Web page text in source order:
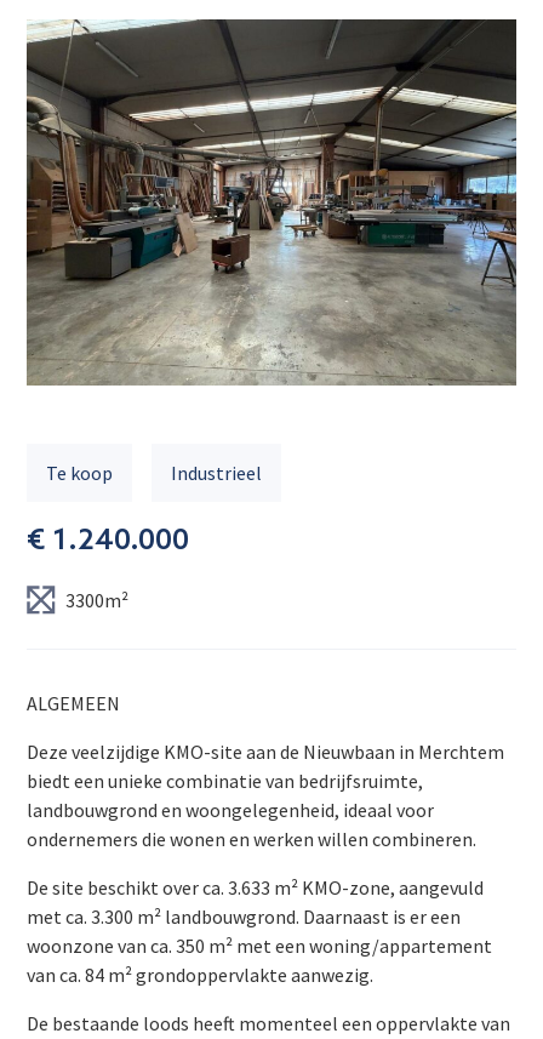
Te koop Industrieel
€ 1.240.000
3300m²
ALGEMEEN
Deze veelzijdige KMO-site aan de Nieuwbaan in Merchtem
biedt een unieke combinatie van bedrijfsruimte,
landbouwgrond en woongelegenheid, ideaal voor
ondernemers die wonen en werken willen combineren.
De site beschikt over ca. 3.633 m² KMO-zone, aangevuld
met ca. 3.300 m² landbouwgrond. Daarnaast is er een
woonzone van ca. 350 m² met een woning/appartement
van ca. 84 m² grondoppervlakte aanwezig.
De bestaande loods heeft momenteel een oppervlakte van